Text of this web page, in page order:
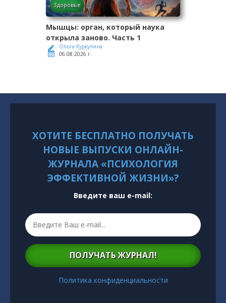
Здоровье
Мышцы: орган, который наука
открыла заново. Часть 1
Ольга Куркулина
06.08.2026 г.
ХОТИТЕ БЕСПЛАТНО ПОЛУЧАТЬ
НОВЫЕ ВЫПУСКИ ОНЛАЙН-
ЖУРНАЛА «ПСИХОЛОГИЯ
ЭФФЕКТИВНОЙ ЖИЗНИ»?
Введите ваш e-mail:
ПОЛУЧАТЬ ЖУРНАЛ!
Политика конфиденциальности